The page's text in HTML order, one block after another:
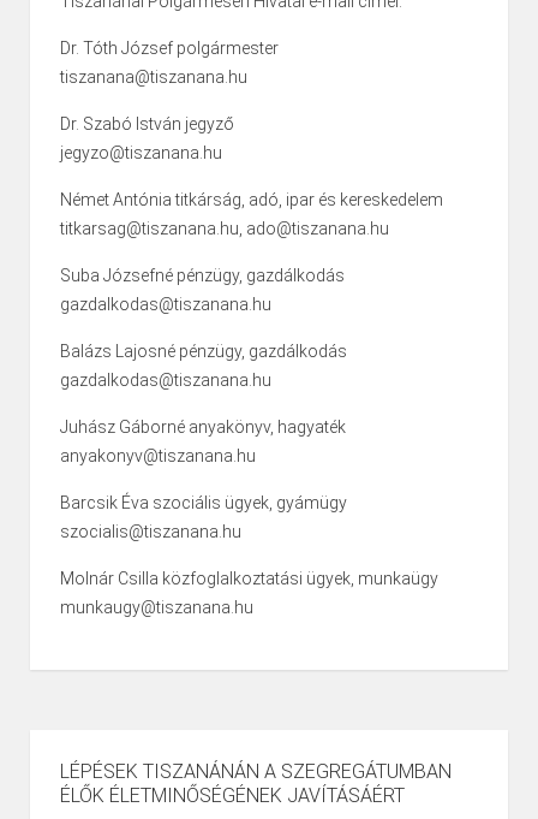
Dr. Tóth József polgármester
tiszanana@tiszanana.hu
Dr. Szabó István jegyző
jegyzo@tiszanana.hu
Német Antónia titkárság, adó, ipar és kereskedelem
titkarsag@tiszanana.hu, ado@tiszanana.hu
Suba Józsefné pénzügy, gazdálkodás
gazdalkodas@tiszanana.hu
Balázs Lajosné pénzügy, gazdálkodás
gazdalkodas@tiszanana.hu
Juhász Gáborné anyakönyv, hagyaték
anyakonyv@tiszanana.hu
Barcsik Éva szociális ügyek, gyámügy
szocialis@tiszanana.hu
Molnár Csilla közfoglalkoztatási ügyek, munkaügy
munkaugy@tiszanana.hu
LÉPÉSEK TISZANÁNÁN A SZEGREGÁTUMBAN
ÉLŐK ÉLETMINŐSÉGÉNEK JAVÍTÁSÁÉRT